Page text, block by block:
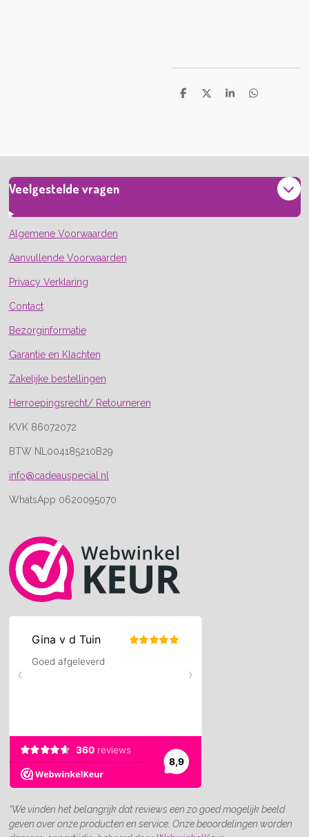
D
D
S
D
Veelgestelde vragen
Algemene Voorwaarden
Aanvullende Voorwaarden
Privacy Verklaring
Contact
Bezorginformatie
Garantie en Klachten
Zakelijke bestellingen
Herroepingsrecht/ Retourneren
KVK 86072072
BTW NL004185210B29
info@cadeauspecial.nl
WhatsApp 0620095070
“We vinden het belangrijk dat reviews een zo goed mogelijk beeld
geven over onze producten en service. Onze beoordelingen worden